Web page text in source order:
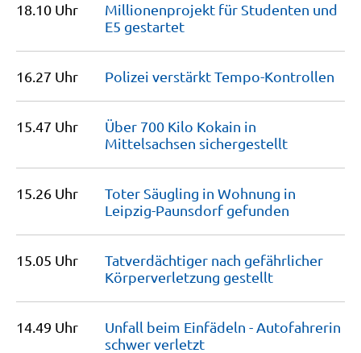
18.10 Uhr
Millionenprojekt für Studenten und
E5 gestartet
16.27 Uhr Polizei verstärktTempo-Kontrollen
15.47 Uhr
Über 700 Kilo Kokain in
Mittelsachsen sichergestellt
15.26 Uhr
Toter Säugling in Wohnung in
Leipzig-Paunsdorf gefunden
15.05 Uhr
Tatverdächtiger nach gefährlicher
Körperverletzung gestellt
14.49 Uhr
Unfall beim Einfädeln - Autofahrerin
schwerverletzt